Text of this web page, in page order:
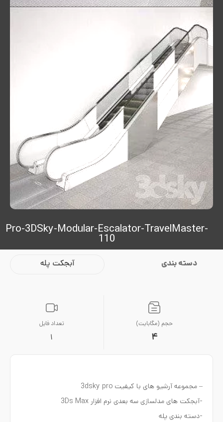
Pro-3DSky-Modular-Escalator-TravelMaster-
110
دسته بندی آبجکت پله
حجم (مگابایت)
4
تعداد فایل
1
– مجموعه آرشیو های با کیفیت 3dsky pro
-آبجکت های مدلسازی سه بعدی نرم افزار 3Ds Max
-دسته بندی پله